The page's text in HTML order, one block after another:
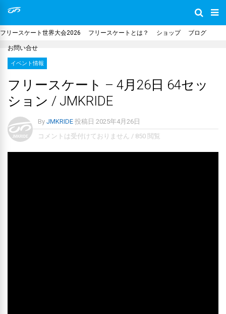
フリースケート世界大会2026 フリースケートとは？ ショップ ブログ
お問い合せ
イベント情報
フリースケート – 4月26日 64セッ
ション / JMKRIDE
By JMKRIDE 投稿日 2025年4月26日
コメントは受付けておりません / 850 閲覧